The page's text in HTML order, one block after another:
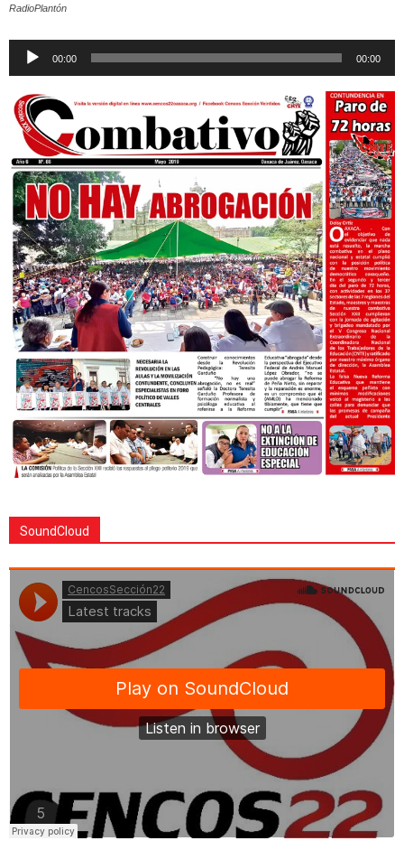
RadioPlantón
Reproductor
00:00 00:00
SoundCloud